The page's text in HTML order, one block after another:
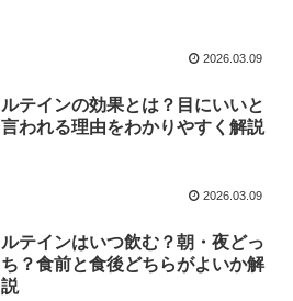
2026.03.09
ルテインの効果とは？目にいいと
言われる理由をわかりやすく解説
2026.03.09
ルテインはいつ飲む？朝・夜どっ
ち？食前と食後どちらがよいか解
説